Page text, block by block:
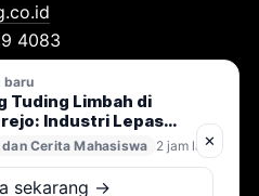
4083
RT 009 RW 009, Desa
Kabupaten Gresik, Kode
baru
Tuding Limbah di
Industri Lepas
Kali Surabaya
dan Cerita Mahasiswa 2 jam lalu
sekarang →
✕